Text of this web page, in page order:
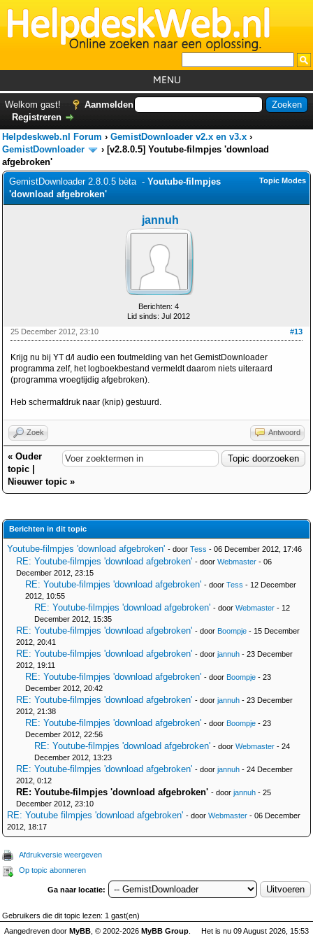
MENU
Foutcodes
Helpdesks
Forum
Welkom gast!
Aanmelden
Registreren
Helpdeskweb.nl Forum › GemistDownloader v2.x en v3.x ›
GemistDownloader
› [v2.8.0.5] Youtube-filmpjes 'download
afgebroken'
Topic Modes
GemistDownloader 2.8.0.5 bèta - Youtube-filmpjes
'download afgebroken'
jannuh
Berichten: 4
Lid sinds: Jul 2012
#13
25 December 2012, 23:10
Krijg nu bij YT d/l audio een foutmelding van het GemistDownloader
programma zelf, het logboekbestand vermeldt daarom niets uiteraard
(programma vroegtijdig afgebroken).
Heb schermafdruk naar (knip) gestuurd.
Zoek Antwoord
« Ouder
topic
Nieuwer topic »
Berichten in dit topic
Youtube-filmpjes 'download afgebroken' - door Tess - 06 December 2012, 17:46
RE: Youtube-filmpjes 'download afgebroken' - door Webmaster - 06
December 2012, 23:15
RE: Youtube-filmpjes 'download afgebroken' - door Tess - 12 December
2012, 10:55
RE: Youtube-filmpjes 'download afgebroken' - door Webmaster - 12
December 2012, 15:35
RE: Youtube-filmpjes 'download afgebroken' - door Boompje - 15 December
2012, 20:41
RE: Youtube-filmpjes 'download afgebroken' - door jannuh - 23 December
2012, 19:11
RE: Youtube-filmpjes 'download afgebroken' - door Boompje - 23
December 2012, 20:42
RE: Youtube-filmpjes 'download afgebroken' - door jannuh - 23 December
2012, 21:38
RE: Youtube-filmpjes 'download afgebroken' - door Boompje - 23
December 2012, 22:56
RE: Youtube-filmpjes 'download afgebroken' - door Webmaster - 24
December 2012, 13:23
RE: Youtube-filmpjes 'download afgebroken' - door jannuh - 24 December
2012, 0:12
RE: Youtube-filmpjes 'download afgebroken' - door jannuh - 25
December 2012, 23:10
RE: Youtube filmpjes 'download afgebroken' - door Webmaster - 06 December
2012, 18:17
Afdrukversie weergeven
Op topic abonneren
Ga naar locatie:
Gebruikers die dit topic lezen: 1 gast(en)
Het is nu 09 August 2026, 15:53
Aangedreven door MyBB , © 2002-2026 MyBB Group